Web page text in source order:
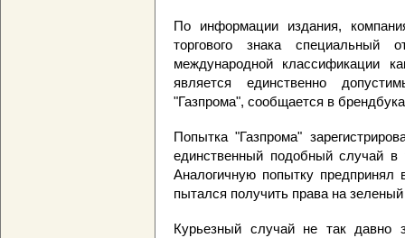
По информации издания,
торгового знака специальный
международной классификации
является единственно
"Газпрома", сообщается в
Попытка "Газпрома"
единственный подобный случай в
Аналогичную попытку предпринял
пытался получить права на зеленый
Курьезный случай не так давно